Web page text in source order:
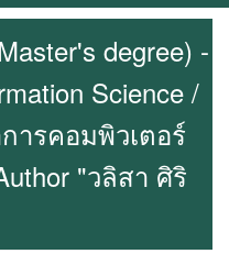
degree) -
Science /
ารคอมพิวเตอร์
"วลิสา ศิริ